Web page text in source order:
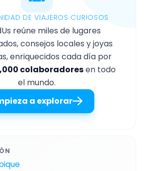
DE VIAJEROS CURIOSOS
reúne miles de lugares
consejos locales y joyas
enriquecidos cada día por
colaboradoresen todo
el mundo.
a explorar